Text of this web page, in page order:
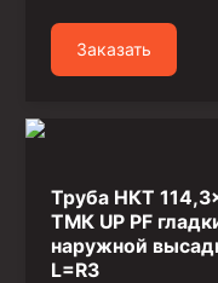
Заказать
Труба НКТ
ТМК UP PF
наружной
L=R3